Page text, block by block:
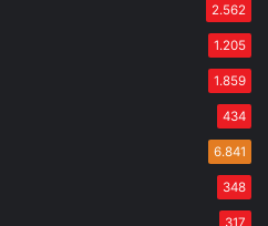
2.562
1.205
1.859
434
6.841
348
317